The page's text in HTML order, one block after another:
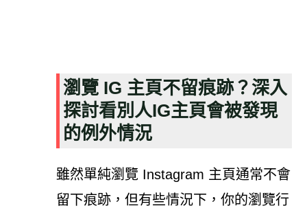
瀏覽 IG 主頁不留痕跡？深入
探討看別人IG主頁會被發現
的例外情況
雖然單純瀏覽 Instagram 主頁通常不會
留下痕跡，但有些情況下，你的瀏覽行